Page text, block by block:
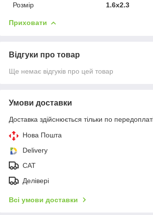
Розмір
1.6х2.3
Приховати
Відгуки про товар
Ще немає відгуків про цей товар
Умови доставки
Доставка здійснюється тільки по
Нова Пошта
Delivery
CAT
Делівері
Всі умови доставки